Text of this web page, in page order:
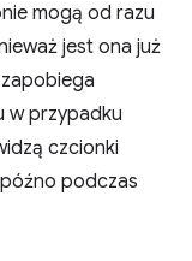
mogą od razu
jest ona już
zapobiega
w przypadku
czcionki
podczas